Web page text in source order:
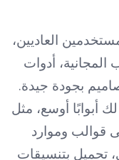
العاديين،
أدوات
بجودة جيدة.
أبوابًا أوسع، مثل
قوالب وموارد
تحميل بتنسيقات